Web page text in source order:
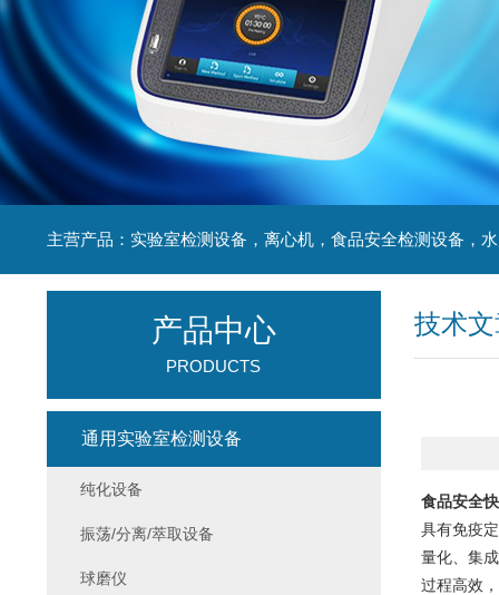
技术
食品安全
具有免疫
量化、集
过程高效
产品中心
PRODUCTS
通用实验室检测设备
纯化设备
振荡/分离/萃取设备
球磨仪